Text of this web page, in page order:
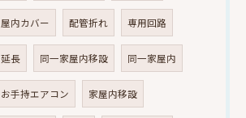
屋内カバー 配管折れ 専用回路
延長 同一家屋内移設 同一家屋内
お手持エアコン 家屋内移設